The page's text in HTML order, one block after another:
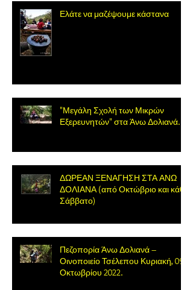
Ελάτε να μαζέψουμε κάστανα
"Μεγάλη Σχολή των Μικρών
Εξερευνητών" στα Άνω Δολιανά.
ΔΩΡΕΑΝ ΞΕΝΑΓΗΣΗ ΣΤΑ ΑΝΩ
ΔΟΛΙΑΝΑ (από Οκτώβριο και κάθε
Σάββατο)
Πεζοπορία Άνω Δολιανά –
Οινοποιείο Τσέλεπου Κυριακή, 09
Οκτωβρίου 2022.